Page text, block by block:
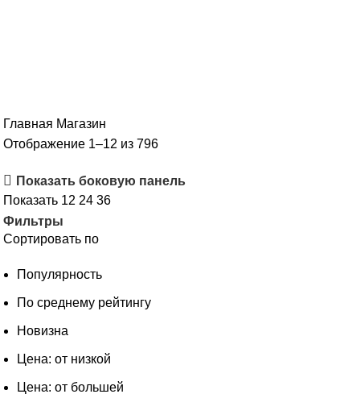
Главная Магазин
Отображение 1–12 из 796
Показать боковую панель
Показать 12 24 36
Фильтры
Сортировать по
Популярность
По среднему рейтингу
Новизна
Цена: от низкой
Цена: от большей